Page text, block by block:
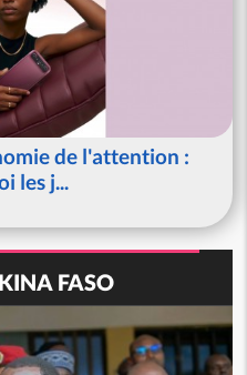
de l'attention :
les j...
FASO